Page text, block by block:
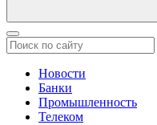
Новости
Банки
Промышленность
Телеком